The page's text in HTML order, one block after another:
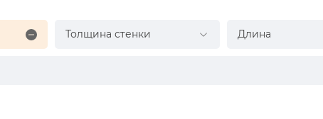
Толщина стенки Длина